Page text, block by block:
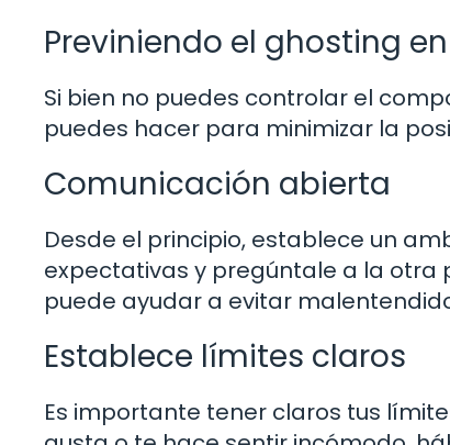
Previniendo el ghosting
Si bien no puedes controlar el
puedes hacer para minimizar la
Comunicación abierta
Desde el principio, establece un
expectativas y pregúntale a la otra
puede ayudar a evitar
Establece límites claros
Es importante tener claros tus